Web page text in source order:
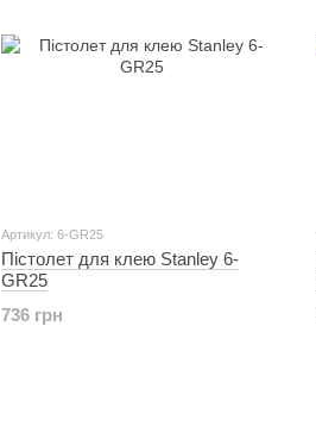
Артикул: 6-GR25
Пістолет для клею Stanley 6-
GR25
736 грн